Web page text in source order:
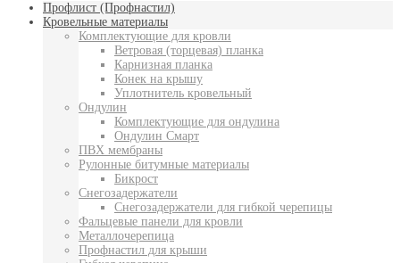
Профлист (Профнастил)
Кровельные материалы
Комплектующие для кровли
Ветровая (торцевая) планка
Карнизная планка
Конек на крышу
Уплотнитель кровельный
Ондулин
Комплектующие для ондулина
Ондулин Смарт
ПВХ мембраны
Рулонные битумные материалы
Бикрост
Снегозадержатели
Снегозадержатели для гибкой черепицы
Фальцевые панели для кровли
Металлочерепица
Профнастил для крыши